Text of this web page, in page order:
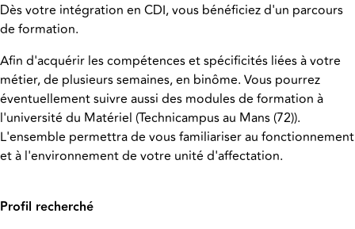
Dès votre intégration en CDI, vous bénéficiez d'un parcours
de formation.
Afin d'acquérir les compétences et spécificités liées à votre
métier, de plusieurs semaines, en binôme. Vous pourrez
éventuellement suivre aussi des modules de formation à
l'université du Matériel (Technicampus au Mans (72)).
L'ensemble permettra de vous familiariser au fonctionnement
et à l'environnement de votre unité d'affectation.
Profil recherché